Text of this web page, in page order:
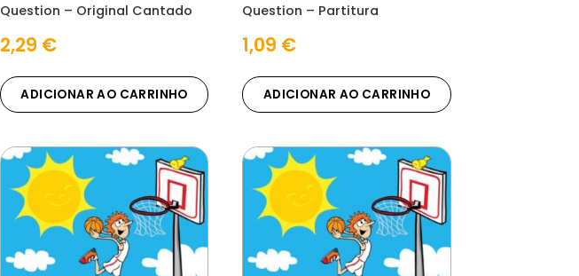
Question – Original Cantado
2,29 €
ADICIONAR AO CARRINHO
Question – Partitura
1,09 €
ADICIONAR AO CARRINHO